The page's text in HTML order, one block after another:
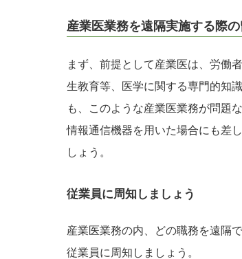
産業医業務を遠隔実施する際
まず、前提として産業医は、労働
生教育等、医学に関する専門的知
も、このような産業医業務が問題
情報通信機器を用いた場合にも差
しょう。
従業員に周知しましょう
産業医業務の内、どの職務を遠隔
従業員に周知しましょう。